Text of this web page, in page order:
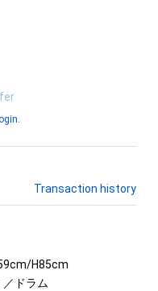
.
Transaction history